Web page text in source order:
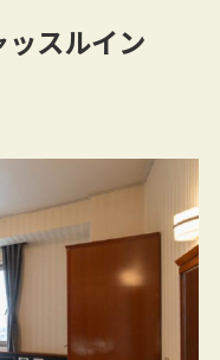
スルイン